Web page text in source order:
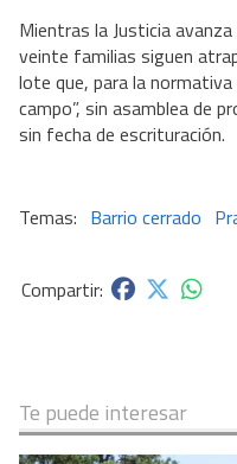
Mientras la Justicia
veinte familias siguen
lote que, para la normativa
campo”, sin asamblea de
sin fecha de escrituración.
Barrio cerrado
Te puede interesar